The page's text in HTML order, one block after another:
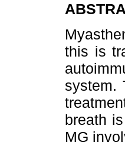
this is
system.
breath
MG